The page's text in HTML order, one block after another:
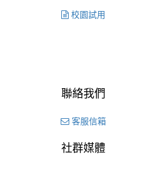
校園試用
聯絡我們
客服信箱
社群媒體